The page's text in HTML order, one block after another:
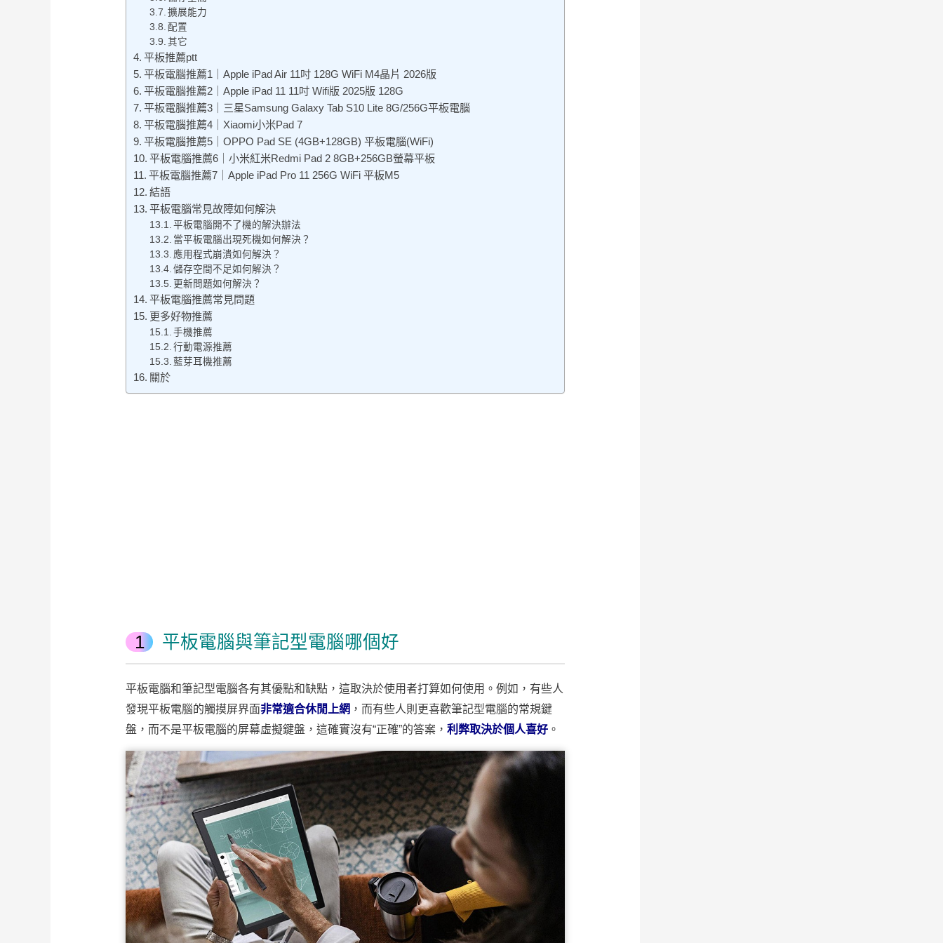
擴展能力
配置
其它
平板推薦ptt
平板電腦推薦1｜Apple iPad Air 11吋 128G WiFi M4晶片 2026版
平板電腦推薦2｜Apple iPad 11 11吋 Wifi版 2025版 128G
平板電腦推薦3｜三星Samsung Galaxy Tab S10 Lite 8G/256G平板電腦
平板電腦推薦4｜Xiaomi小米Pad 7
平板電腦推薦5｜OPPO Pad SE (4GB+128GB) 平板電腦(WiFi)
平板電腦推薦6｜小米紅米Redmi Pad 2 8GB+256GB螢幕平板
平板電腦推薦7｜Apple iPad Pro 11 256G WiFi 平板M5
結語
平板電腦常見故障如何解決
平板電腦開不了機的解決辦法
當平板電腦出現死機如何解決？
應用程式崩潰如何解決？
儲存空間不足如何解決？
更新問題如何解決？
平板電腦推薦常見問題
更多好物推薦
手機推薦
行動電源推薦
藍芽耳機推薦
關於
平板電腦與筆記型電腦哪個好
平板電腦和筆記型電腦各有其優點和缺點，這取決於使用者打算如何使用。例如，有些人
發現平板電腦的觸摸屏界面非常適合休閒上網 ，而有些人則更喜歡筆記型電腦的常規鍵
盤，而不是平板電腦的屏幕虛擬鍵盤，這確實沒有“正確”的答案， 利弊取決於個人喜好。